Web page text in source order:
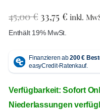
45,00€ 33,75 € inkl.
Enthält 19% MwSt.
Verfügbarkeit: Sofort
Niederlassungen